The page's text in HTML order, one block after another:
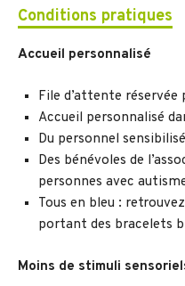
Conditions pratiques
Accueil personnalisé
File d’attente
Accueil personnalisé
Du personnel
Des bénévoles de
personnes avec
Tous en bleu :
portant des bracelets
Moins de stimuli